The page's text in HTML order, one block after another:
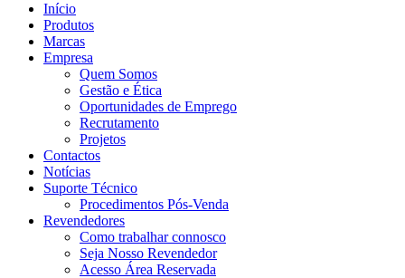
Início
Produtos
Marcas
Empresa
Quem Somos
Gestão e Ética
Oportunidades de Emprego
Recrutamento
Projetos
Contactos
Notícias
Suporte Técnico
Procedimentos Pós-Venda
Revendedores
Como trabalhar connosco
Seja Nosso Revendedor
Acesso Área Reservada